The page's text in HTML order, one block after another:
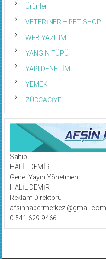
Ürünler
VETERİNER – PET SHOP
WEB YAZILIM
YANGIN TÜPÜ
YAPI DENETİM
YEMEK
ZÜCCACİYE
Sahibi
HALİL DEMİR
Genel Yayın Yönetmeni
HALİL DEMİR
Reklam Direktörü
afsinhabermerkezi@gmail.com
0 541 629 9466